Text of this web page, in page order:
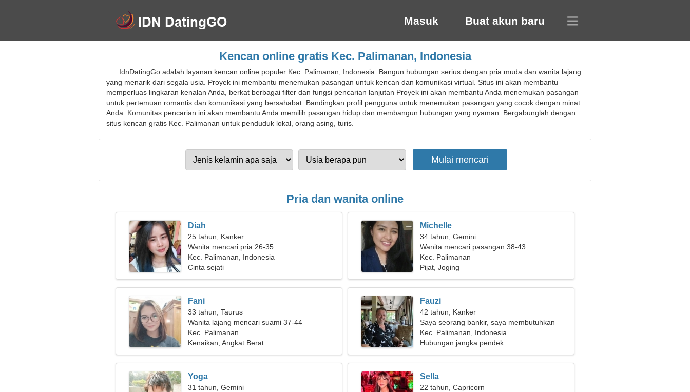
Masuk Buat akun baru
Kencan online gratis Kec. Palimanan, Indonesia
IdnDatingGo adalah layanan kencan online populer Kec. Palimanan, Indonesia. Bangun hubungan serius dengan pria muda dan wanita lajang
yang menarik dari segala usia. Proyek ini membantu menemukan pasangan untuk kencan dan komunikasi virtual. Situs ini akan membantu
memperluas lingkaran kenalan Anda, berkat berbagai filter dan fungsi pencarian lanjutan Proyek ini akan membantu Anda menemukan pasangan
untuk pertemuan romantis dan komunikasi yang bersahabat. Bandingkan profil pengguna untuk menemukan pasangan yang cocok dengan minat
Anda. Komunitas pencarian ini akan membantu Anda memilih pasangan hidup dan membangun hubungan yang nyaman. Bergabunglah dengan
situs kencan gratis Kec. Palimanan untuk penduduk lokal, orang asing, turis.
Pria dan wanita online
Diah
25 tahun, Kanker
Wanita mencari pria 26-35
Kec. Palimanan, Indonesia
Cinta sejati
Michelle
34 tahun, Gemini
Wanita mencari pasangan 38-43
Kec. Palimanan
Pijat, Joging
Fani
33 tahun, Taurus
Wanita lajang mencari suami 37-44
Kec. Palimanan
Kenaikan, Angkat Berat
Fauzi
42 tahun, Kanker
Saya seorang bankir, saya membutuhkan
wanita yang bersemangat
Kec. Palimanan, Indonesia
Hubungan jangka pendek
Yoga
31 tahun, Gemini
Sella
22 tahun, Capricorn